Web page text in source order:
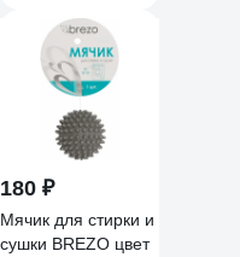
180 ₽
Мячик для стирки и
сушки BREZO цвет